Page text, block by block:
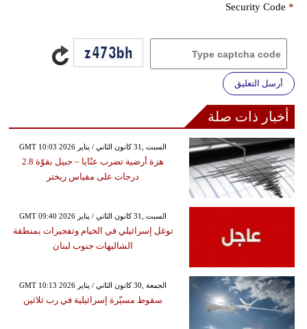
Security Code *
أرسل التعليق
أخبار ذات صلة
GMT 10:03 2026 السبت ,31 كانون الثاني / يناير
هزة أرضية تضرب عنّايا – جبيل بقوّة 2.8
درجات على مقياس ريختر
GMT 09:40 2026 السبت ,31 كانون الثاني / يناير
توغل إسرائيلي في الخيام وتفجيرات بمنطقة
الشاليهات جنوب لبنان
GMT 10:13 2026 الجمعة ,30 كانون الثاني / يناير
سقوط مسيّرة إسرائيلية في رب ثلاثين